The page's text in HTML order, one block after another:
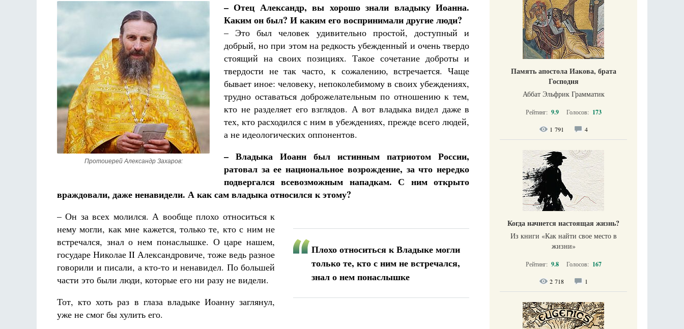
Протоиерей Александр Захаров:
– Отец Александр, вы хорошо знали владыку Иоанна.
Каким он был? И каким его воспринимали другие люди?
– Это был человек удивительно простой, доступный и
добрый, но при этом на редкость убежденный и очень твердо
стоящий на своих позициях. Такое сочетание доброты и
твердости не так часто, к сожалению, встречается. Чаще
бывает иное: человеку, непоколебимому в своих убеждениях,
трудно оставаться доброжелательным по отношению к тем,
кто не разделяет его взглядов. А вот владыка видел даже в
тех, кто расходился с ним в убеждениях, прежде всего людей,
а не идеологических оппонентов.
– Владыка Иоанн был истинным патриотом России,
ратовал за ее национальное возрождение, за что нередко
подвергался всевозможным нападкам. С ним открыто
враждовали, даже ненавидели. А как сам владыка относился к этому?
Плохо относиться к Владыке могли
только те, кто с ним не встречался,
знал о нем понаслышке
– Он за всех молился. А вообще плохо относиться к
нему могли, как мне кажется, только те, кто с ним не
встречался, знал о нем понаслышке. О царе нашем,
государе Николае II Александровиче, тоже ведь разное
говорили и писали, а кто-то и ненавидел. По большей
части это были люди, которые его ни разу не видели.
Тот, кто хоть раз в глаза владыке Иоанну заглянул,
уже не смог бы хулить его.
Память апостола Иакова, брата
Господня
Аббат Эльфрик Грамматик
Рейтинг: 9.9 Голосов: 173
1 791 4
Когда начнется настоящая жизнь?
Из книги «Как найти свое место в
жизни​»
Рейтинг: 9.8 Голосов: 167
2 718 1